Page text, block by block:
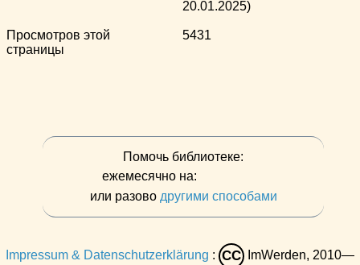
20.01.2025)
Просмотров этой
страницы
5431
Помочь библиотеке:
ежемесячно на:
или разово другими способами
Impressum & Datenschutzerklärung : CC ImWerden, 2010—